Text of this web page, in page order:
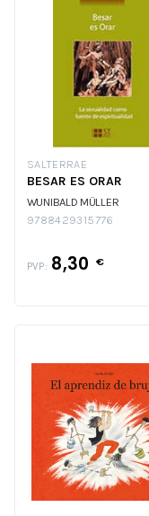
SALTERRAE
BESAR ES ORAR
WUNIBALD MÜLLER
9788429315776
PVP: 8,30 €